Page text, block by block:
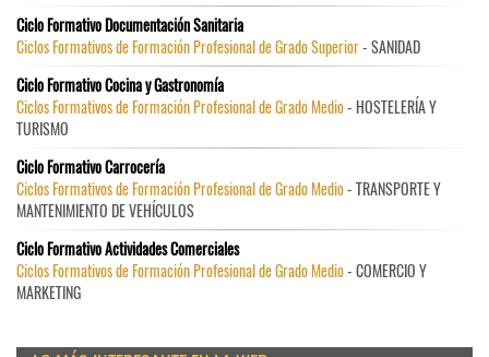
Ciclo Formativo Documentación Sanitaria
Ciclos Formativos de Formación Profesional de Grado Superior- SANIDAD
Ciclo Formativo Cocina y Gastronomía
Ciclos Formativos de Formación Profesional de Grado Medio- HOSTELERÍA Y
TURISMO
Ciclo Formativo Carrocería
Ciclos Formativos de Formación Profesional de Grado Medio- TRANSPORTE Y
MANTENIMIENTO DE VEHÍCULOS
Ciclo Formativo Actividades Comerciales
Ciclos Formativos de Formación Profesional de Grado Medio- COMERCIO Y
MARKETING